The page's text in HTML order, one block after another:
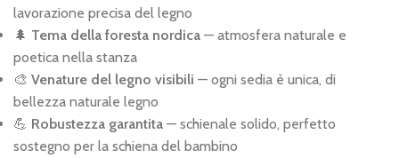
lavorazione precisa del legno
🌲 Tema della foresta nordica — atmosfera naturale e
poetica nella stanza
🎨 Venature del legno visibili — ogni sedia è unica, di
bellezza naturale legno
💪 Robustezza garantita — schienale solido, perfetto
sostegno per la schiena del bambino